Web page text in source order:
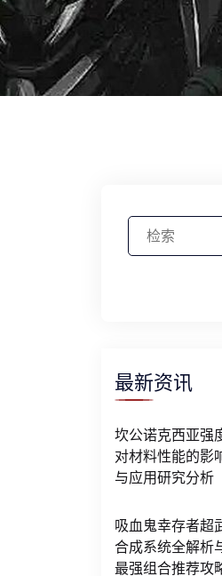
最新资讯
坎公诺克西亚强
对材料性能的影
与应用研究分析
吸血鬼幸存者超
合成系统全解析
最强组合推荐攻